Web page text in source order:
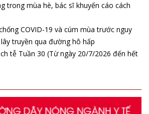
trong mùa hè, bác sĩ khuyến cáo cách
COVID-19 và cúm mùa trước nguy
truyền qua đường hô hấp
tễ Tuần 30 (Từ ngày 20/7/2026 đến hết